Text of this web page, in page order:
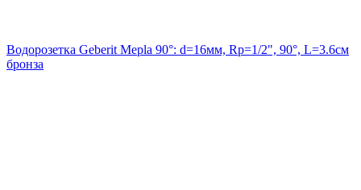
Водорозетка Geberit Mepla 90°: d=16мм, Rp=1/2", 90°, L=3.6см
бронза